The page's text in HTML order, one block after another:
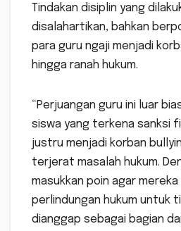
Tindakan disiplin yang
disalahartikan, bahkan
para guru ngaji menjadi
hingga ranah hukum.
“Perjuangan guru ini luar
siswa yang terkena sanksi
justru menjadi korban
terjerat masalah hukum.
masukkan poin agar
perlindungan hukum untuk
dianggap sebagai bagian